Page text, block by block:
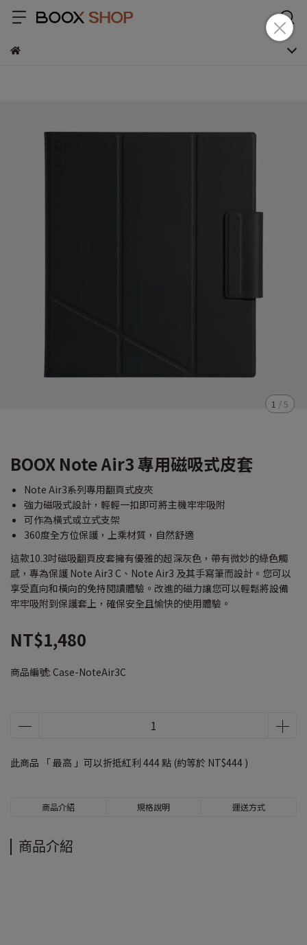
1 /5
BOOX Note Air3 專用磁吸式皮套
Note Air3系列專用翻頁式皮夾
強力磁吸式設計，輕輕一扣即可將主機牢牢吸附
可作為橫式或立式支架
360度全方位保護，上乘材質，自然舒適
這款10.3吋磁吸翻頁皮套擁有優雅的超深灰色，帶有微妙的綠色觸
感，專為保護 Note Air3 C、Note Air3 及其手寫筆而設計。您可以
享受直向和橫向的免持閱讀體驗。改進的磁力讓您可以輕鬆將設備
牢牢吸附到保護套上，確保安全且愉快的使用體驗。
NT$1,480
商品編號: Case-NoteAir3C
此商品 「 最高 」可以折抵紅利 444點 (約等於 NT$444 )
商品介紹 規格說明 運送方式
商品介紹